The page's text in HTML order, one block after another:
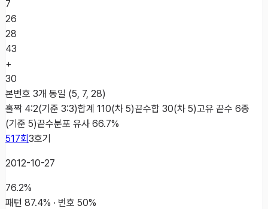
7
26
28
43
+
30
본번호 3개 동일 (5, 7, 28)
홀짝 4:2(기준 3:3)합계 110(차 5)끝수합 30(차 5)고유 끝수 6종
(기준 5)끝수분포 유사 66.7%
517회3호기
2012-10-27
76.2%
패턴 87.4% · 번호 50%